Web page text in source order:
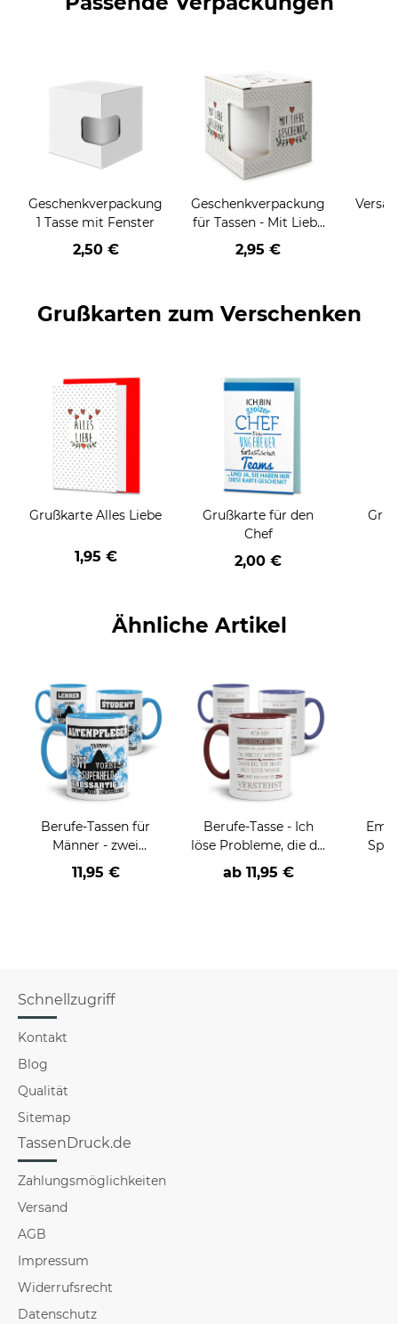
Geschenkverpackung
1 Tasse mit Fenster
2,50 €
Geschenkverpackung
für Tassen - Mit Liebe
geschenkt
2,95 €
Grußkarten zum Verschenken
Grußkarte Alles Liebe
1,95 €
Grußkarte für den
Chef
2,00 €
Ähnliche Artikel
Berufe-Tassen für
Männer - zwei
Farbvarianten
11,95 €
Berufe-Tasse - Ich
löse Probleme, die du
nicht verstehst -
verschiedene Berufe
ab 11,95 €
Schnellzugriff
Kontakt
Blog
Qualität
Sitemap
TassenDruck.de
Zahlungsmöglichkeiten
Versand
AGB
Impressum
Widerrufsrecht
Datenschutz